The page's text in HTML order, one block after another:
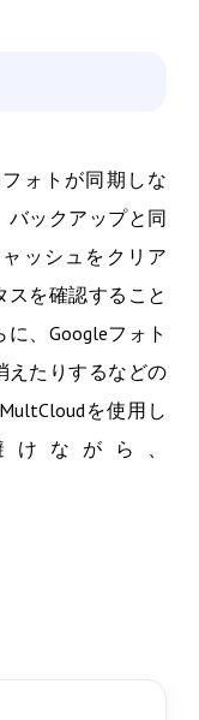
ォトが同期しな
バックアップと同
ッシュをクリア
スを確認すること
、Googleフォト
えたりするなどの
を使用し
ながら、